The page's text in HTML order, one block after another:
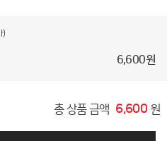
)
6,600원
총 상품 금액 6,600 원